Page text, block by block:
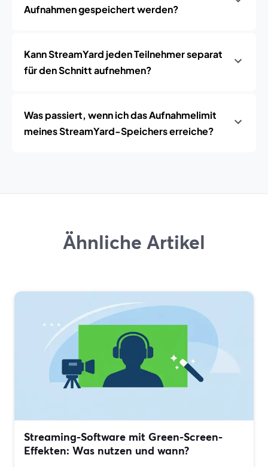
Aufnahmen gespeichert werden?
Kann StreamYard jeden Teilnehmer separat
für den Schnitt aufnehmen?
Was passiert, wenn ich das Aufnahmelimit
meines StreamYard-Speichers erreiche?
Ähnliche Artikel
Streaming-Software mit Green-Screen-
Effekten: Was nutzen und wann?